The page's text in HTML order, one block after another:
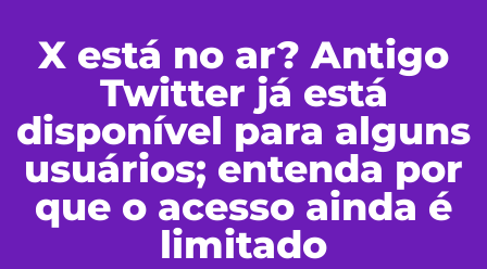
X está no ar? Antigo
Twitter já está
disponível para alguns
usuários; entenda por
que o acesso ainda é
limitado